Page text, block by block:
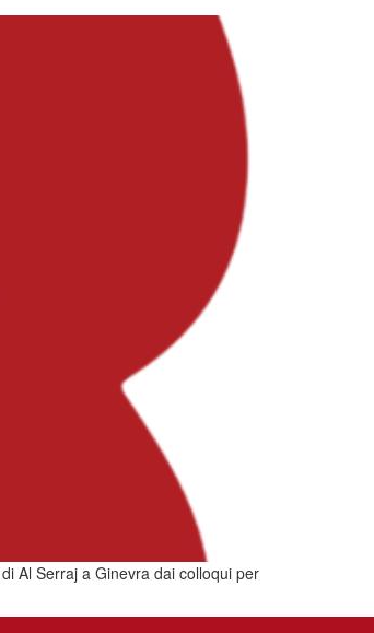
Al Serraj a Ginevra dai colloqui per